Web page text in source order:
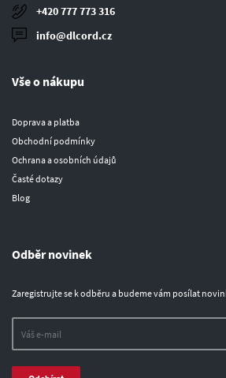
+420 777 773 316
info@dlcord.cz
Vše o nákupu
Doprava a platba
Obchodní podmínky
Ochrana a osobních údajů
Časté dotazy
Blog
Odběr novinek
Zaregistrujte se k odběru a budeme vám posílat